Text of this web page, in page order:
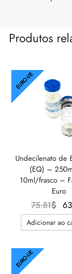
Produtos
EURO-UE
Undecilenato de
(EQ) –
10ml/frasco –
Euro
75.81$
Adicionar ao
EURO-UE